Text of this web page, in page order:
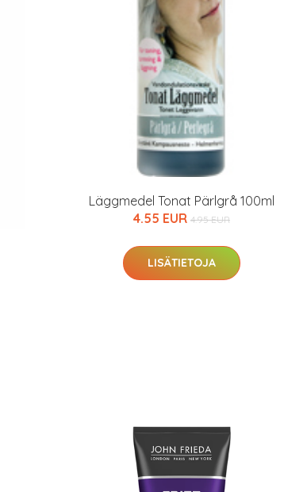
Läggmedel Tonat Pärlgrå 100ml
4.55 EUR 4.95 EUR
LISÄTIETOJA